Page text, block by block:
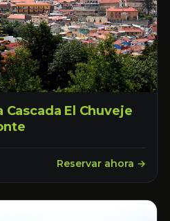
El Chuveje
Reservar ahora →